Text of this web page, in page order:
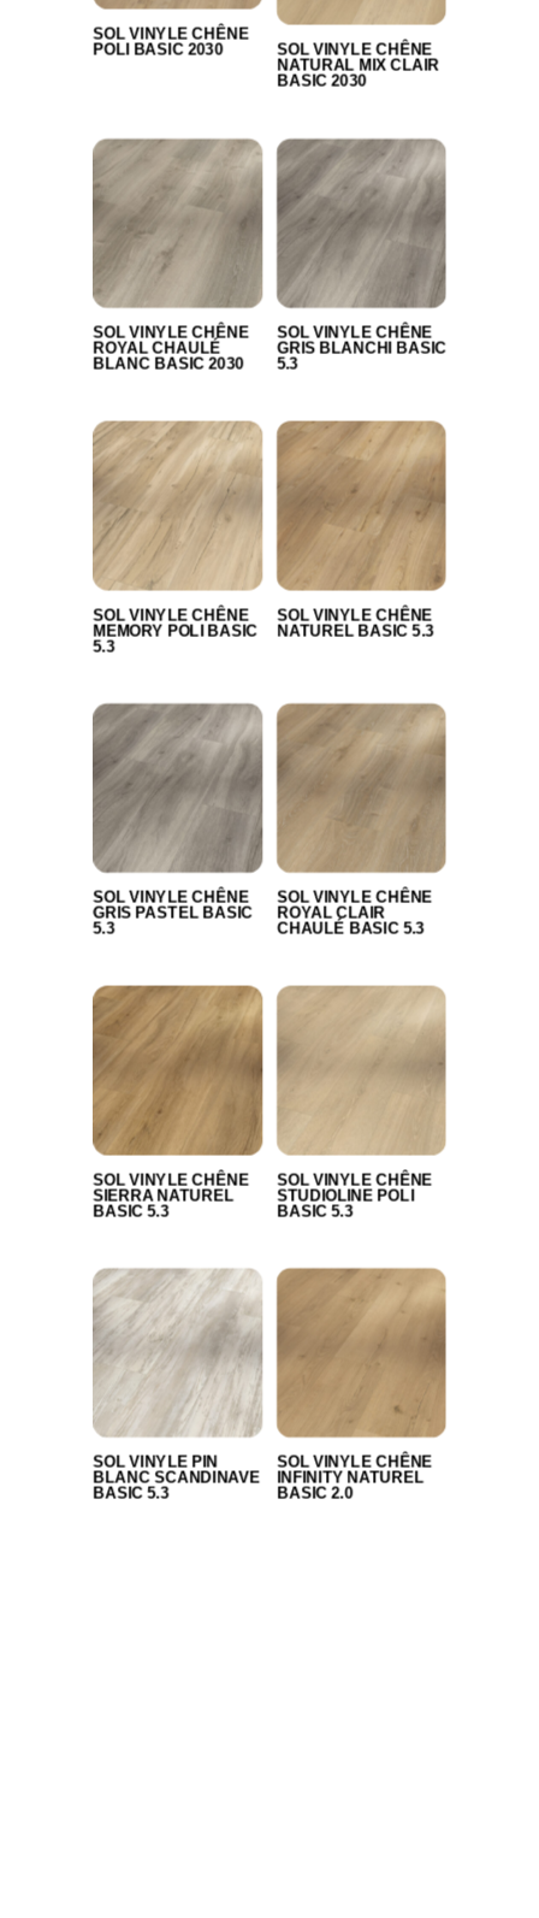
SOL VINYLE CHÊNE
POLI BASIC 2030
SOL VINYLE CHÊNE
NATURAL MIX CLAIR
BASIC 2030
SOL VINYLE CHÊNE
ROYAL CHAULÉ
BLANC BASIC 2030
SOL VINYLE CHÊNE
GRIS BLANCHI BASIC
5.3
SOL VINYLE CHÊNE
MEMORY POLI BASIC
5.3
SOL VINYLE CHÊNE
NATUREL BASIC 5.3
SOL VINYLE CHÊNE
GRIS PASTEL BASIC
5.3
SOL VINYLE CHÊNE
ROYAL CLAIR
CHAULÉ BASIC 5.3
SOL VINYLE CHÊNE
SIERRA NATUREL
BASIC 5.3
SOL VINYLE CHÊNE
STUDIOLINE POLI
BASIC 5.3
SOL VINYLE PIN
BLANC SCANDINAVE
BASIC 5.3
SOL VINYLE CHÊNE
INFINITY NATUREL
BASIC 2.0